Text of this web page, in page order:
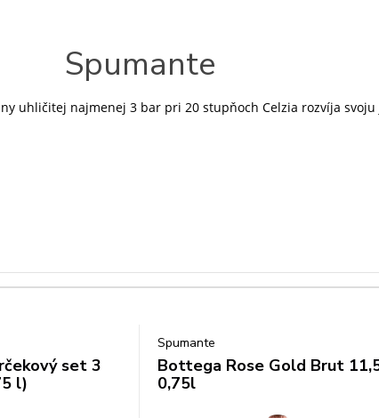
Spumante
uhličitej najmenej 3 bar pri 20 stupňoch Celzia rozvíja
set 3
l)
Spumante
Bottega Rose Gold Brut
0,75l